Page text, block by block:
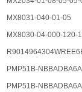
MX8031-040-01-05
MX8030-04-000-120-
PMP51B-
PMP51B-